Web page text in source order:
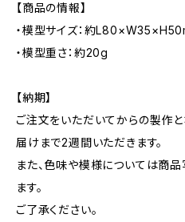
【商品の情報】
・模型サイズ：約
・模型重さ：約20g
【納期】
ご注文をいただいてからの製作
届けまで2週間いただきます。
また、色味や模様については商
ます。
ご了承ください。